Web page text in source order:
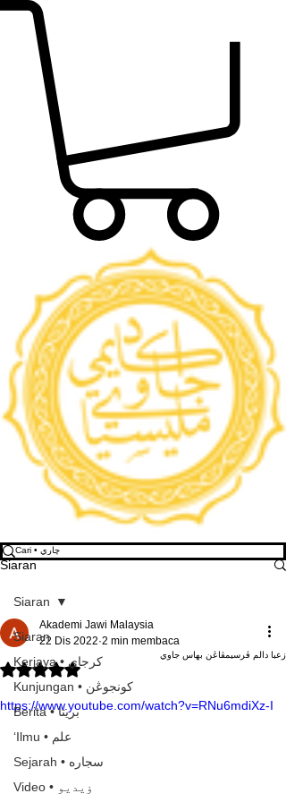
Siaran
Siaran
Kerjaya • كرجاي
Kunjungan • كونجوڠن
Berita • بريتا
‘Ilmu • علم
Sejarah • سجاره
Video • ۏيديو
Siaran
زعبا دالم ڤرسيمڤاڠن بهاس جاوي
Akademi Jawi Malaysia
22 Dis 2022 2 min membaca
Dinilai NaN daripada 5 bintang.
https://www.youtube.com/watch?v=RNu6mdiXz-I